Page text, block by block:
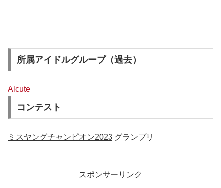
所属アイドルグループ（過去）
Alcute
コンテスト
ミスヤングチャンピオン2023 グランプリ
スポンサーリンク